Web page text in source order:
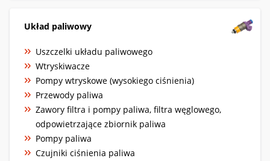
Układ paliwowy
Uszczelki układu paliwowego
Wtryskiwacze
Pompy wtryskowe (wysokiego ciśnienia)
Przewody paliwa
Zawory filtra i pompy paliwa, filtra węglowego,
odpowietrzające zbiornik paliwa
Pompy paliwa
Czujniki ciśnienia paliwa